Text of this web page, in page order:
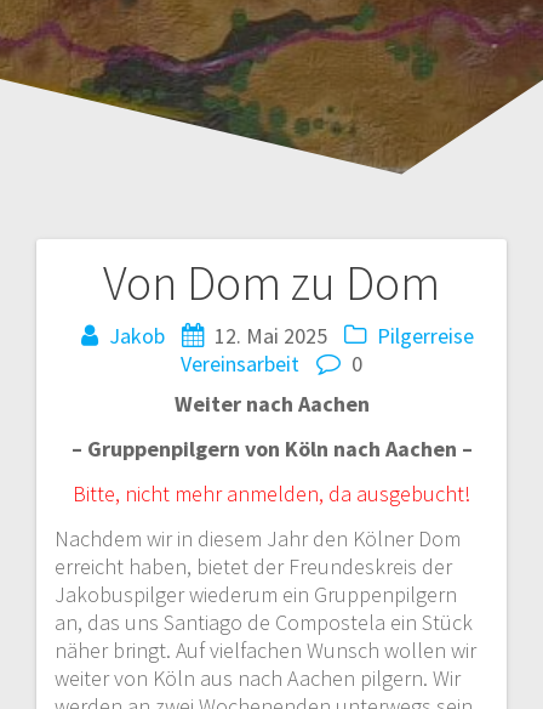
Von Dom zu Dom
Jakob 12. Mai 2025
Pilgerreise
Vereinsarbeit
0
Weiter nach Aachen
– Gruppenpilgern von Köln nach Aachen –
Bitte, nicht mehr anmelden, da ausgebucht!
Nachdem wir in diesem Jahr den Kölner Dom
erreicht haben, bietet der Freundeskreis der
Jakobuspilger wiederum ein Gruppenpilgern
an, das uns Santiago de Compostela ein Stück
näher bringt. Auf vielfachen Wunsch wollen wir
weiter von Köln aus nach Aachen pilgern. Wir
a
g
s